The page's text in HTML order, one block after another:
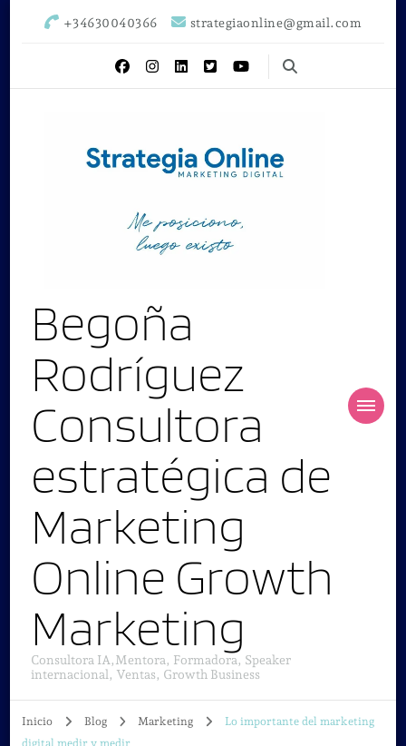
+34630040366 strategiaonline@gmail.com
Begoña
Rodríguez
Consultora
estratégica de
Marketing
Online Growth
Marketing
Consultora IA,Mentora, Formadora, Speaker
internacional, Ventas, Growth Business
Inicio Blog Marketing
Lo importante del marketing
digital medir y medir